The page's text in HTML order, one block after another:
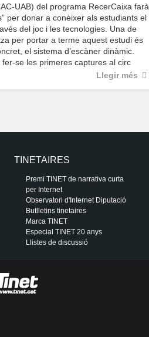
UAB) del programa RecerCaixa farà
per donar a conèixer als estudiants el
del joc i les tecnologies. Una de
per portar a terme aquest estudi és
el sistema d’escàner dinàmic.
se les primeres captures al circ
Llegir més
TINETAIRES
Premi TINET de narrativa curta
per Internet
Observatori d'Internet Diputació
Butlletins tinetaires
Marca TINET
Especial TINET 20 anys
Llistes de discussió